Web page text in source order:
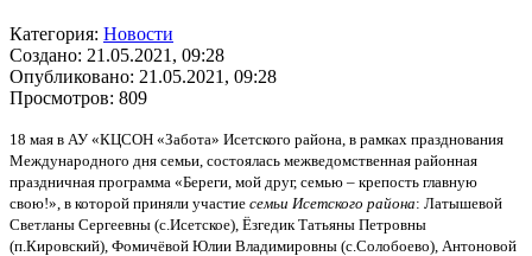
Категория: Новости
Создано: 21.05.2021, 09:28
Опубликовано: 21.05.2021, 09:28
Просмотров: 809
18 мая в АУ «КЦСОН «Забота» Исетского района, в рамках празднования
Международного дня семьи, состоялась межведомственная районная
праздничная программа «Береги, мой друг, семью – крепость главную
свою!», в которой приняли участие семьи Исетского района: Латышевой
Светланы Сергеевны (с.Исетское), Ёзгедик Татьяны Петровны
(п.Кировский), Фомичёвой Юлии Владимировны (с.Солобоево), Антоновой